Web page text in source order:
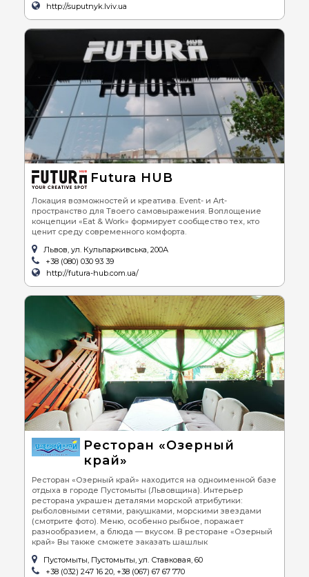
http://suputnyk.lviv.ua
Futura HUB
Локация возможностей и креатива. Event- и Art-
пространство для Твоего самовыражения. Воплощение
концепции «Eat & Work» формирует сообщество тех, кто
ценит среду современного комфорта.
Львов, ул. Кульпаркивська, 200А
+38 (080) 030 93 39
http://futura-hub.com.ua/
Ресторан «Озерный
край»
Ресторан «Озерный край» находится на одноименной базе
отдыха в городе Пустомыты (Львовщина). Интерьер
ресторана украшен деталями морской атрибутики:
рыболовными сетями, ракушками, морскими звездами
(смотрите фото). Меню, особенно рыбное, поражает
разнообразием, а блюда — вкусом. В ресторане «Озерный
край» Вы также сможете заказать шашлык
Пустомыты, Пустомыты, ул. Ставковая, 60
+38 (032) 247 16 20, +38 (067) 67 67 770